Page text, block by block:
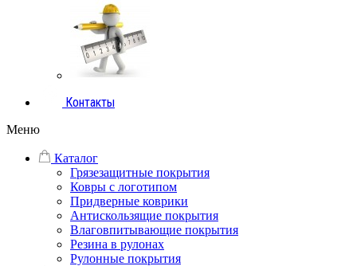
Контакты
Меню
Каталог
Грязезащитные покрытия
Ковры с логотипом
Придверные коврики
Антискользящие покрытия
Влаговпитывающие покрытия
Резина в рулонах
Рулонные покрытия